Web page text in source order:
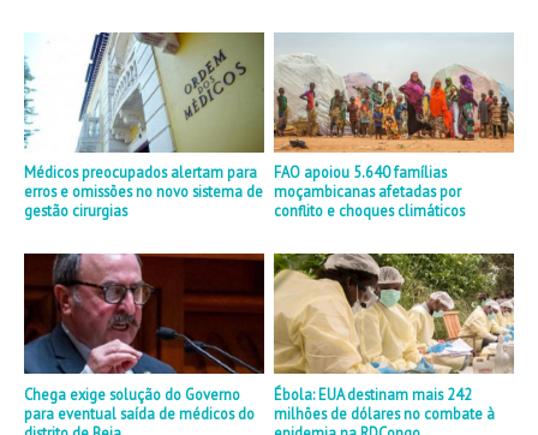
Médicos preocupados alertam para
erros e omissões no novo sistema de
gestão cirurgias
FAO apoiou 5.640 famílias
moçambicanas afetadas por
conflito e choques climáticos
Chega exige solução do Governo
para eventual saída de médicos do
Ébola: EUA destinam mais 242
milhões de dólares no combate à